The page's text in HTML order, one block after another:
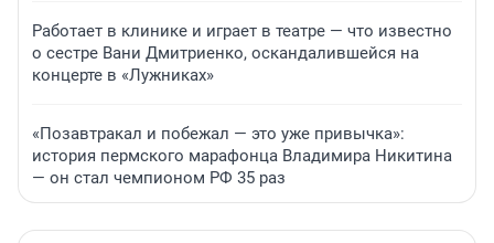
Работает в клинике и играет в театре — что известно
о сестре Вани Дмитриенко, оскандалившейся на
концерте в «Лужниках»
«Позавтракал и побежал — это уже привычка»:
история пермского марафонца Владимира Никитина
— он стал чемпионом РФ 35 раз